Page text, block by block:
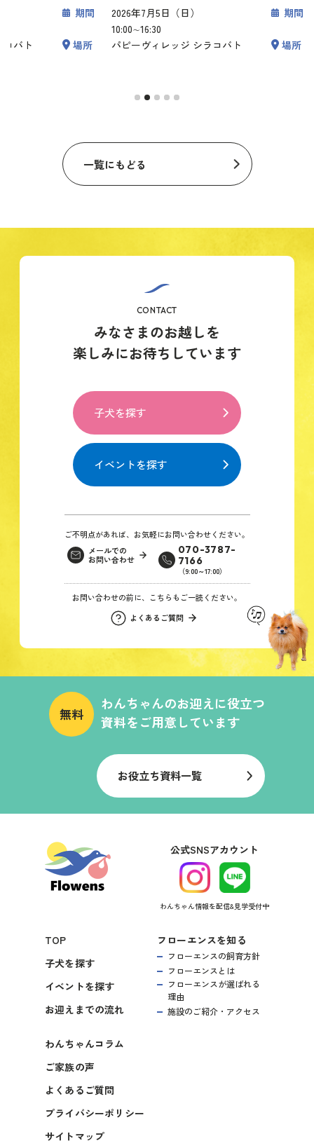
バト
期間
2026年6月7日（日）
10:00∼16:30
場所
パピーヴィレッジ シラコバト
期間
場所
一覧にもどる
CONTACT
みなさまのお越しを
楽しみにお待ちしています
子犬を探す
イベントを探す
ご不明点があれば、お気軽にお問い合わせください。
メールでの
お問い合わせ
070-3787-
7166
（9:00～17:00）
お問い合わせの前に、こちらもご一読ください。
よくあるご質問
無料
わんちゃんのお迎えに役立つ
資料をご用意しています
お役立ち資料一覧
公式SNSアカウント
わんちゃん情報を配信&見学受付中
TOP
子犬を探す
イベントを探す
お迎えまでの流れ
フローエンスを知る
フローエンスの飼育方針
フローエンスとは
フローエンスが選ばれる
理由
施設のご紹介・アクセス
わんちゃんコラム
ご家族の声
よくあるご質問
プライバシーポリシー
サイトマップ